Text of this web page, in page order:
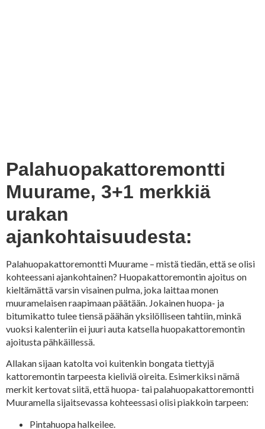
Palahuopakattoremontti
Muurame, 3+1 merkkiä
urakan
ajankohtaisuudesta:
Palahuopakattoremontti Muurame – mistä tiedän, että se olisi
kohteessani ajankohtainen? Huopakattoremontin ajoitus on
kieltämättä varsin visainen pulma, joka laittaa monen
muuramelaisen raapimaan päätään. Jokainen huopa- ja
bitumikatto tulee tiensä päähän yksilölliseen tahtiin, minkä
vuoksi kalenteriin ei juuri auta katsella huopakattoremontin
ajoitusta pähkäillessä.
Allakan sijaan katolta voi kuitenkin bongata tiettyjä
kattoremontin tarpeesta kieliviä oireita. Esimerkiksi nämä
merkit kertovat siitä, että huopa- tai palahuopakattoremontti
Muuramella sijaitsevassa kohteessasi olisi piakkoin tarpeen:
Pintahuopa halkeilee.